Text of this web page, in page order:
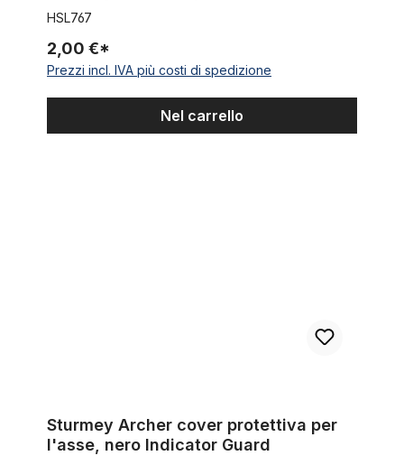
HSL767
2,00 €*
Prezzi incl. IVA più costi di spedizione
Nel carrello
Sturmey Archer cover protettiva per
l'asse, nero Indicator Guard